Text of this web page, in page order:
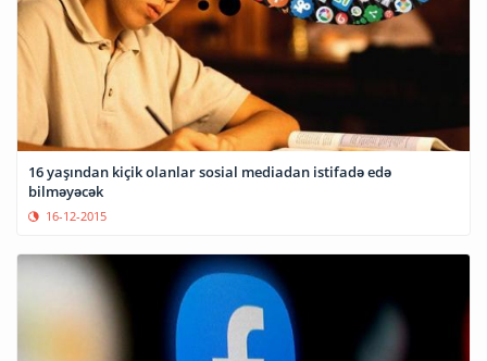
16 yaşından kiçik olanlar sosial mediadan istifadə edə
bilməyəcək
16-12-2015